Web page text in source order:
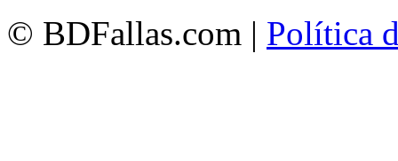
© BDFallas.com | Política